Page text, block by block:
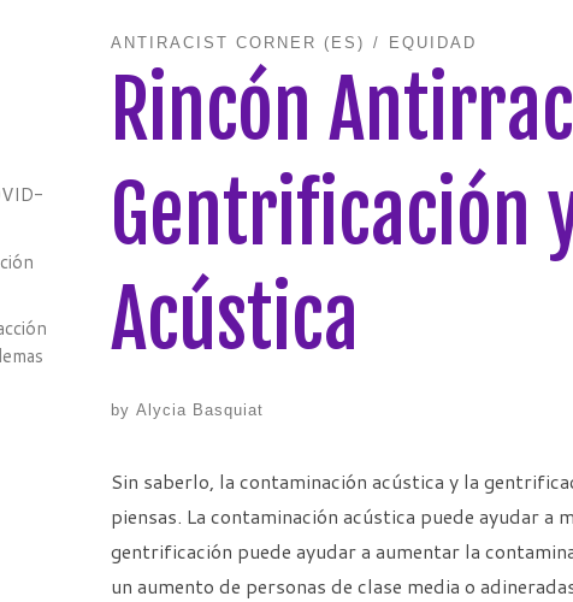
ANTIRACIST CORNER (ES) EQUIDAD
Rincón
Gentrificación
Acústica
by Alycia Basquiat
Sin saberlo, la contaminación acústica y la
piensas. La contaminación acústica puede ayudar
gentrificación puede ayudar a aumentar la
un aumento de personas de clase media o